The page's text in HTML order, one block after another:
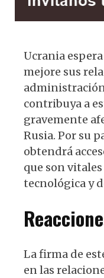
Ucrania
mejore sus
contribuya a
gravemente
Rusia. Por su
obtendrá
que son
tecnológica y
La firma de
en las